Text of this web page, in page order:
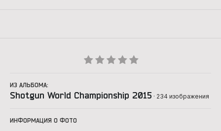
ИЗ АЛЬБОМА:
Shotgun World Championship 2015 · 234 изображения
ИНФОРМАЦИЯ О ФОТО